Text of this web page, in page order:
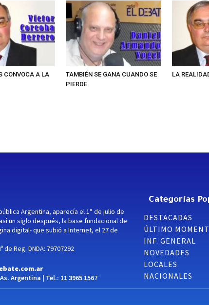
CONVOCA A LA
TAMBIÉN SE GANA CUANDO SE
PIERDE
LA
Argentina, aparecía el 1° de julio de
un siglo después, la base fundacional de
digital- que subió a Internet, el 27 de
de Reg. DNDA: 79707292
Argentina | Tel.: 11 3965 1567
Categorías
DESTACADAS
ÚLTIMO
INF. GENERAL
NOVEDADES
LOCALES
NACIONALES